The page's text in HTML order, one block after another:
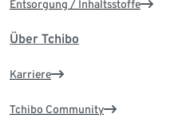
Entsorgung / Inhaltsstoffe
Über Tchibo
Karriere
Tchibo Community